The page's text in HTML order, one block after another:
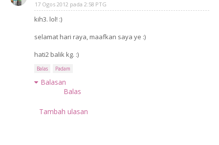
17 Ogos 2012 pada 2:58 PTG
kih3. lol! :)
selamat hari raya, maafkan saya ye :)
hati2 balik kg. :)
Balas Padam
Balasan
Balas
Tambah ulasan